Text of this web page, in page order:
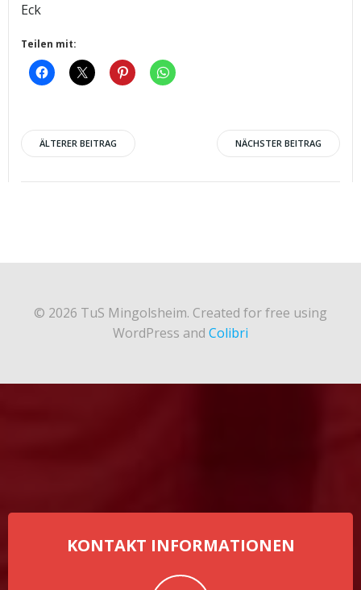
Eck
Teilen mit:
Post
navigation
ÄLTERER BEITRAG
Post
navigation
NÄCHSTER BEITRAG
© 2026 TuS Mingolsheim. Created for free using
WordPress and Colibri
KONTAKT INFORMATIONEN